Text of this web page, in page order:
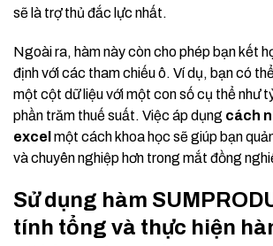
sẽ là trợ thủ đắc lực nhất.
Ngoài ra, hàm này còn cho phép bạn kết
định với các tham chiếu ô. Ví dụ, bạn có
một cột dữ liệu với một con số cụ thể như
phần trăm thuế suất. Việc áp dụng cách
excel một cách khoa học sẽ giúp bạn
và chuyên nghiệp hơn trong mắt đồng
Sử dụng hàm
tính tổng và thực hiện